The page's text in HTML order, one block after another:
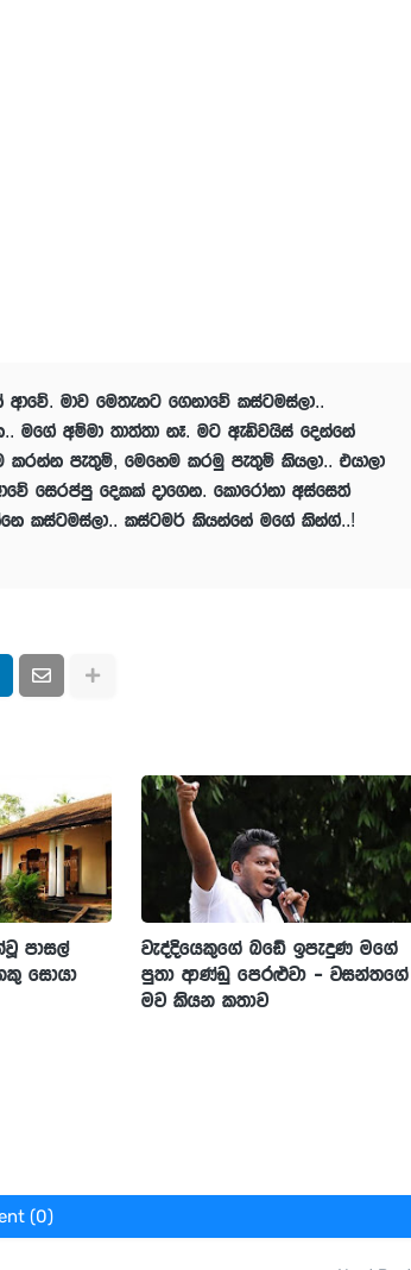
මාව මෙතැනට ගෙනාවේ කස්ටමස්ලා..
මගේ අම්මා තාත්තා නෑ. මට ඇඩ්වයිස් දෙන්නේ
පැතුම්, මෙහෙම කරමු පැතුම් කියලා.. එයාලා
සෙරප්පු දෙකක් දාගෙන. කොරෝනා අස්සෙත්
කස්ටමස්ලා.. කස්ටමර් කියන්නේ මගේ කින්ග්..!
පාසල්
සොයා
වැද්දියෙකුගේ බඩේ ඉපැදුණ මගේ
පුතා ආණ්ඩු පෙරළුවා - වසන්තගේ
මව කියන කතාව
(0)